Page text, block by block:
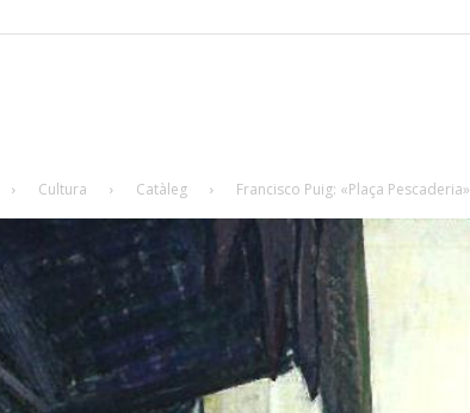
Cultura Catàleg Francisco Puig: «Plaça Pescaderia»